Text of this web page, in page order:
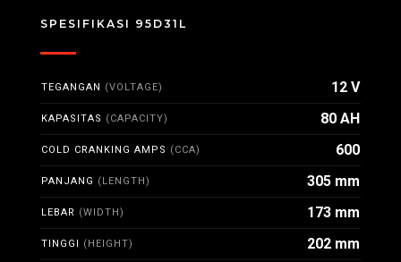
SPESIFIKASI 95D31L
TEGANGAN (VOLTAGE) 12 V
KAPASITAS (CAPACITY) 80 AH
COLD CRANKING AMPS (CCA) 600
PANJANG (LENGTH) 305 mm
LEBAR (WIDTH) 173 mm
TINGGI (HEIGHT) 202 mm